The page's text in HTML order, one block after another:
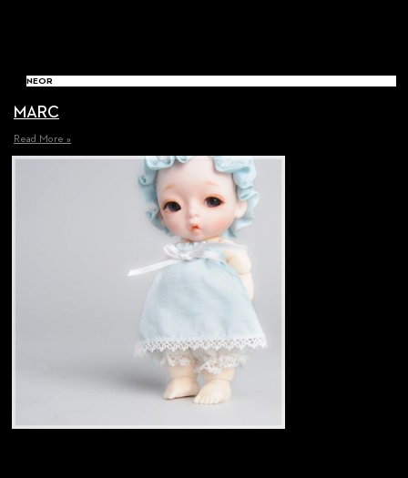
NEOR
MARC
Read More »